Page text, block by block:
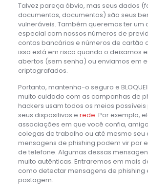
Talvez pareça óbvio, mas seus dados
documentos, documentos) são seus
vulneráveis. Também queremos ter um
especial com nossos números de
contas bancárias e números de cartão
isso está em risco quando o deixamos
abertos (sem senha) ou enviamos em
criptografados.
Portanto, mantenha-o seguro e
muito cuidado com as campanhas de
hackers usam todos os meios
seus dispositivos e rede. Por exemplo,
associações em que você confia,
colegas de trabalho ou até mesmo seu
mensagens de phishing podem vir por
de telefone. Algumas dessas
muito autênticas. Entraremos em mais
como detectar mensagens de phishing
postagem.